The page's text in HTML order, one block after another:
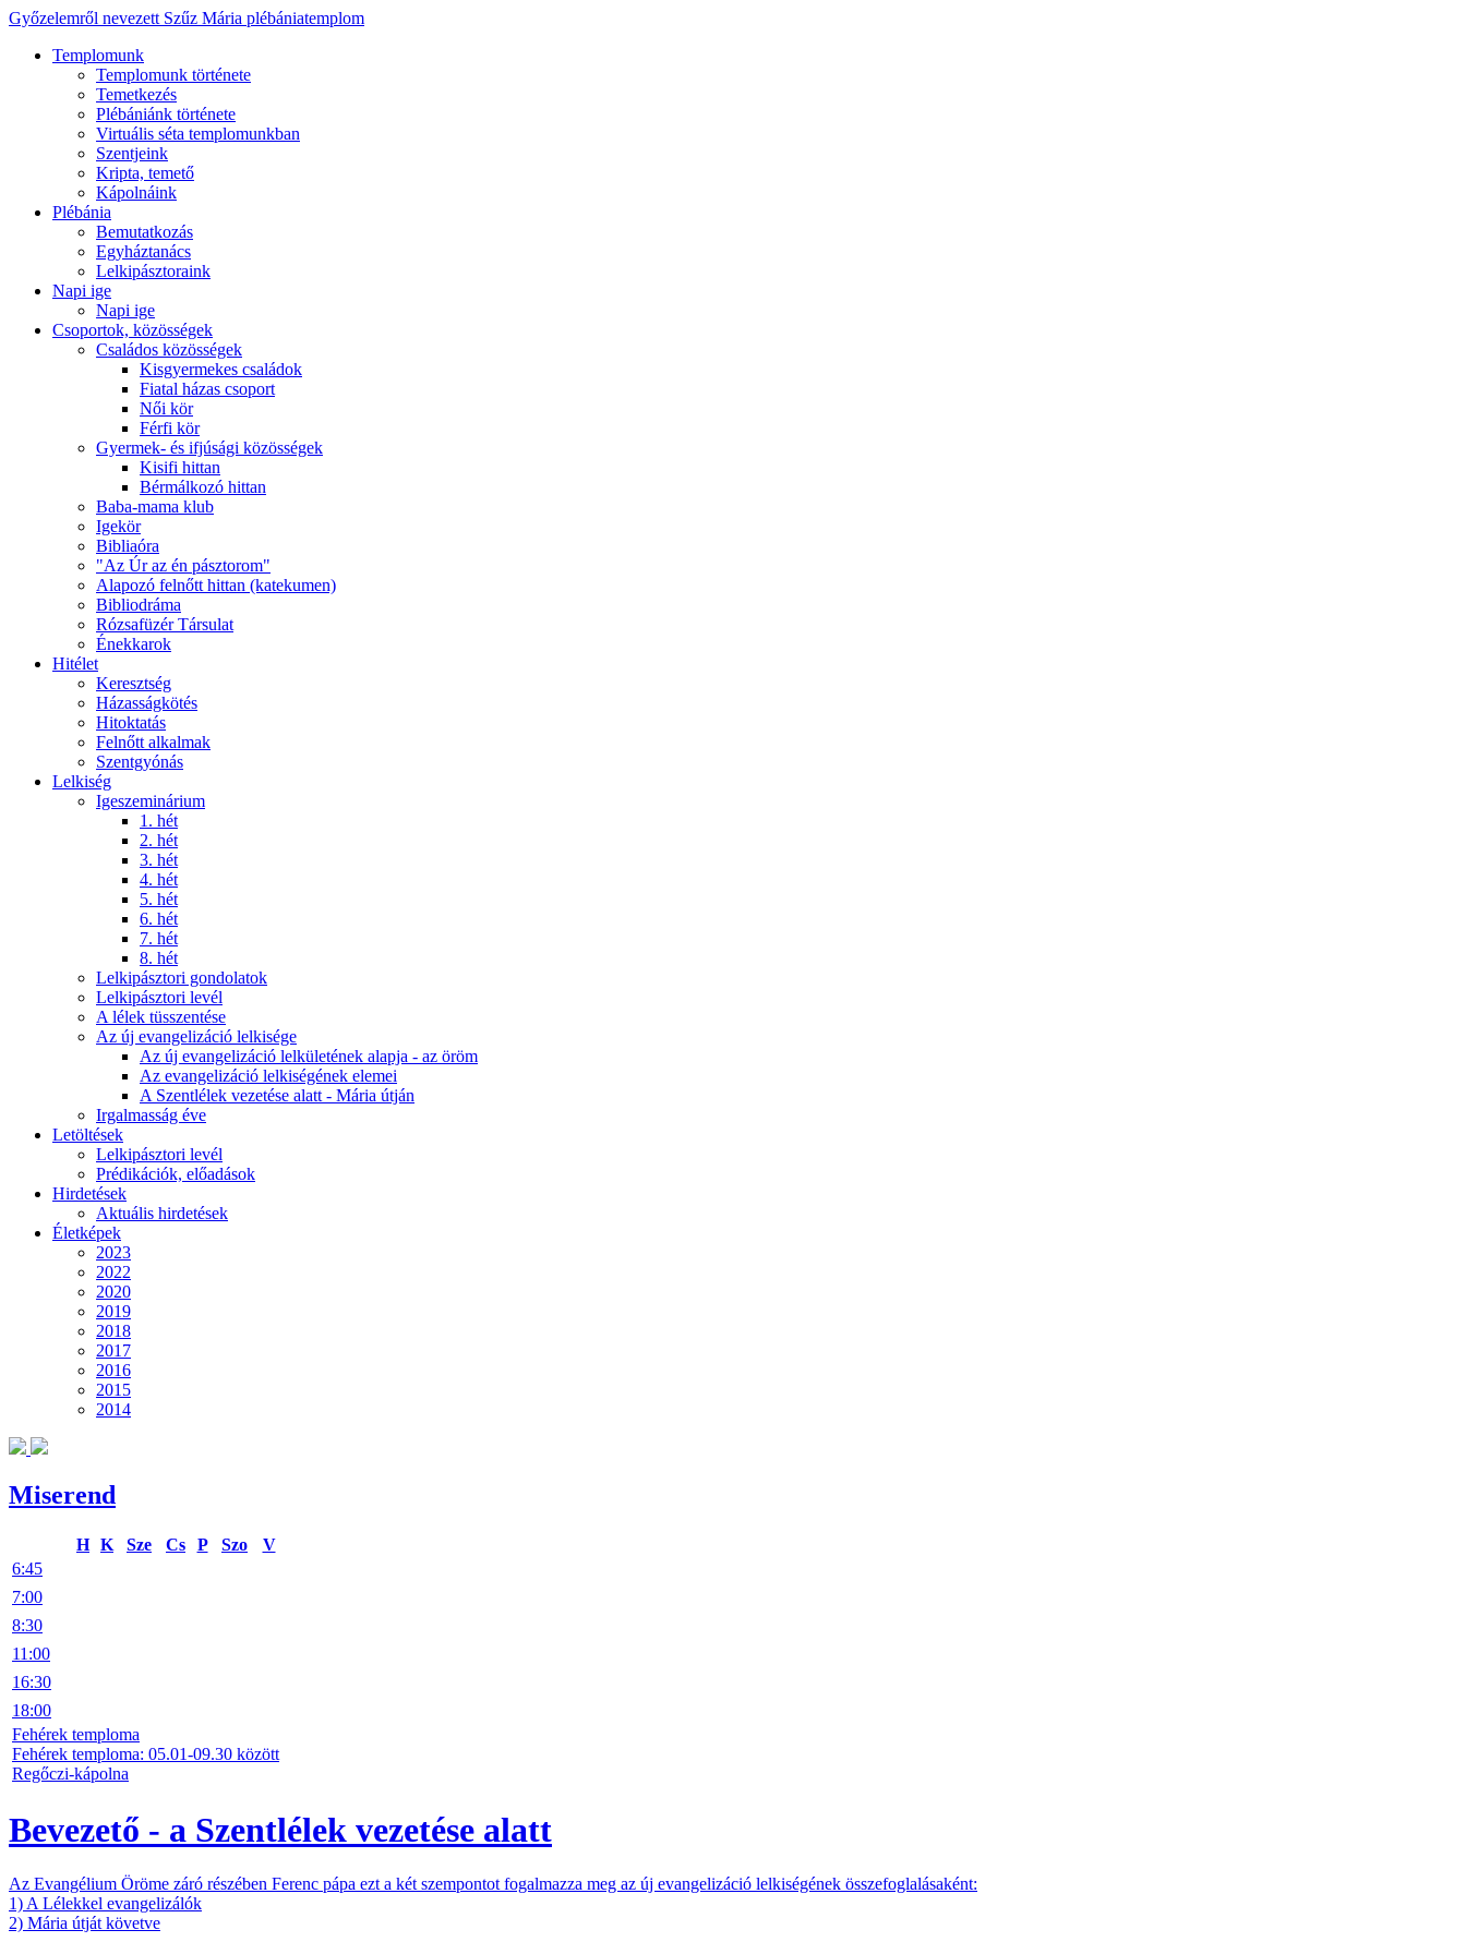
Győzelemről nevezett Szűz Mária plébániatemplom
Templomunk
Templomunk története
Temetkezés
Plébániánk története
Virtuális séta templomunkban
Szentjeink
Kripta, temető
Kápolnáink
Plébánia
Bemutatkozás
Egyháztanács
Lelkipásztoraink
Napi ige
Napi ige
Csoportok, közösségek
Családos közösségek
Kisgyermekes családok
Fiatal házas csoport
Női kör
Férfi kör
Gyermek- és ifjúsági közösségek
Kisifi hittan
Bérmálkozó hittan
Baba-mama klub
Igekör
Bibliaóra
"Az Úr az én pásztorom"
Alapozó felnőtt hittan (katekumen)
Bibliodráma
Rózsafüzér Társulat
Énekkarok
Hitélet
Keresztség
Házasságkötés
Hitoktatás
Felnőtt alkalmak
Szentgyónás
Lelkiség
Igeszeminárium
1. hét
2. hét
3. hét
4. hét
5. hét
6. hét
7. hét
8. hét
Lelkipásztori gondolatok
Lelkipásztori levél
A lélek tüsszentése
Az új evangelizáció lelkisége
Az új evangelizáció lelkületének alapja - az öröm
Az evangelizáció lelkiségének elemei
A Szentlélek vezetése alatt - Mária útján
Irgalmasság éve
Letöltések
Lelkipásztori levél
Prédikációk, előadások
Hirdetések
Aktuális hirdetések
Életképek
2023
2022
2020
2019
2018
2017
2016
2015
2014
Miserend
H K Sze Cs P Szo
V
6:45
7:00
8:30
11:00
16:30
18:00
Fehérek temploma
Fehérek temploma: 05.01-09.30 között
Regőczi-kápolna
Bevezető - a Szentlélek vezetése alatt
Az Evangélium Öröme záró részében Ferenc pápa ezt a két szempontot fogalmazza meg az új evangelizáció lelkiségének összefoglalásaként:
1) A Lélekkel evangelizálók
2) Mária útját követve